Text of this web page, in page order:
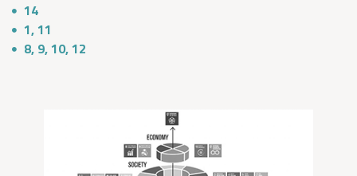
14
1, 11
8, 9, 10, 12